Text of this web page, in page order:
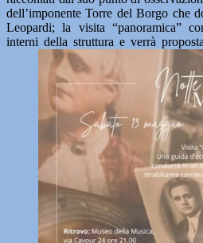
dell’imponente Torre del Borgo che
Leopardi; la visita “panoramica”
interni della struttura e verrà